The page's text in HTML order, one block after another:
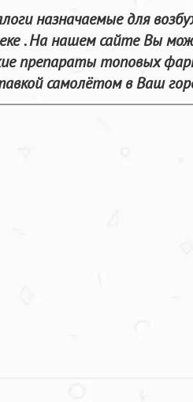
назначаемые для
. На нашем сайте Вы
препараты топовых
самолётом в Ваш